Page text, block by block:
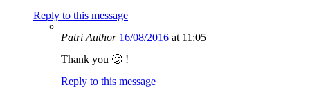
Reply to this message
Patri Author 16/08/2016 at 11:05
Thank you 🙂 !
Reply to this message